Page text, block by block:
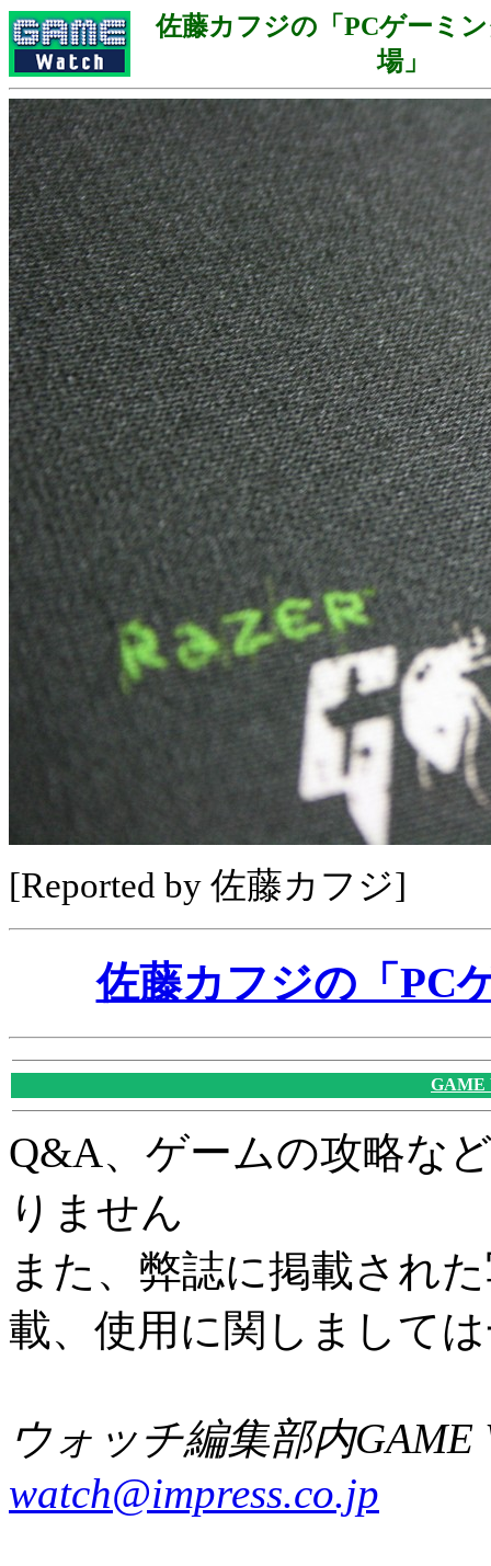
佐藤カフジの「PCゲーミ
場」
[Reported by 佐藤カフジ]
佐藤カフジの「PC
GAME
Q&A、ゲームの攻略な
りません
また、弊誌に掲載され
載、使用に関しまして
ウォッチ編集部内GAME
watch@impress.co.jp